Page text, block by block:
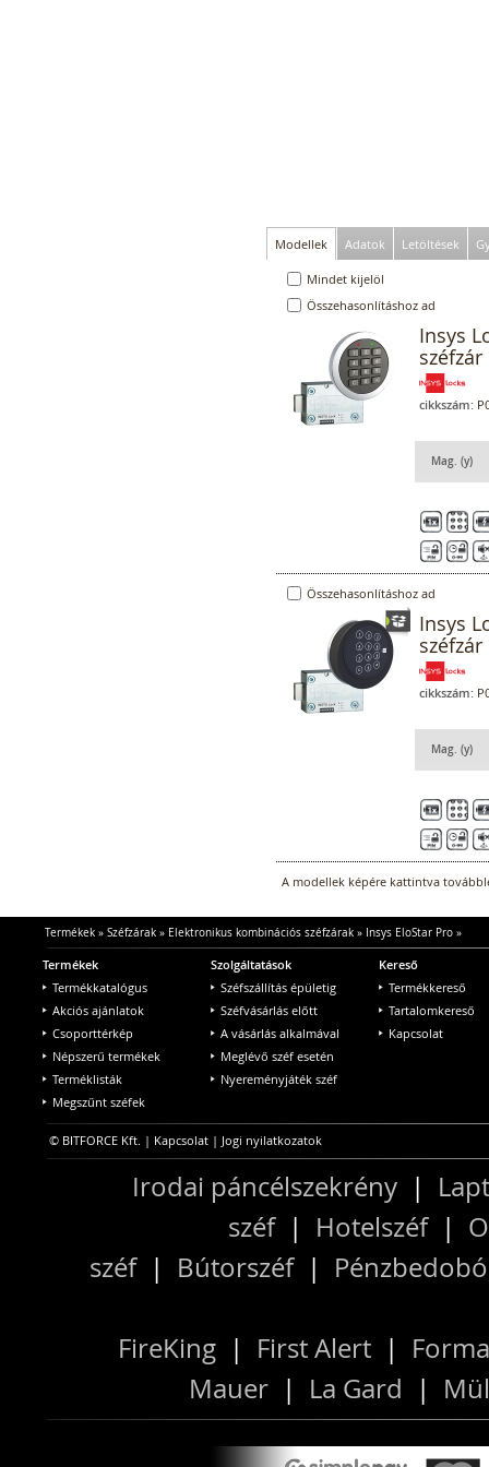
Modellek Adatok Letöltések
Mindet kijelöl
Összehasonlításhoz ad
Insys
cikkszám:
Mag. (y)
Összehasonlításhoz ad
Insys
cikkszám:
Mag. (y)
A modellek képére kattintva
Termékek» Széfzárak» Elektronikus kombinációs széfzárak» Insys EloStar Pro»
Termékek
Termékkatalógus
Akciós ajánlatok
Csoporttérkép
Népszerű termékek
Terméklisták
Megszűnt széfek
Szolgáltatások
Széfszállítás épületig
Széfvásárlás előtt
A vásárlás alkalmával
Meglévő széf esetén
Nyereményjáték széf
Kereső
Termékkereső
Tartalomkereső
Kapcsolat
© BITFORCE Kft. | Kapcsolat | Jogi nyilatkozatok
Irodai páncélszekrény |
széf| Hotelszéf|
széf| Bútorszéf|
FireKing | First Alert |
Mauer | La Gard |